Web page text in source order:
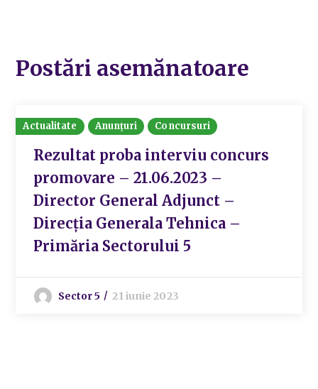
Postări asemănatoare
Actualitate Anunțuri Concursuri
Rezultat proba interviu concurs
promovare – 21.06.2023 –
Director General Adjunct –
Direcția Generala Tehnica –
Primăria Sectorului 5
Sector 5 21 iunie 2023